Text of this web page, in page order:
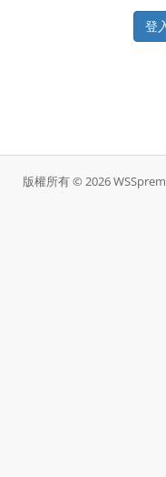
版權所有 © 2026